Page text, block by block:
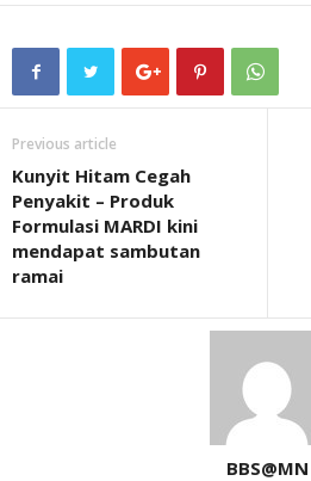
Previous article
Kunyit Hitam Cegah
Penyakit – Produk
Formulasi MARDI kini
mendapat sambutan
ramai
BBS@MN